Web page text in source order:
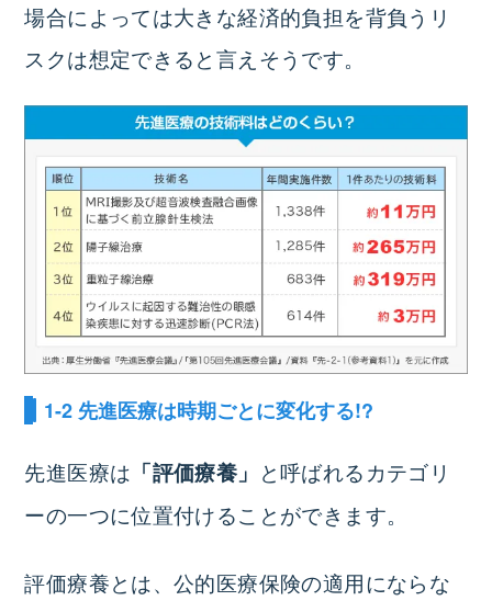
場合によっては大きな経済的負担を背負うリ
スクは想定できると言えそうです。
1-2 先進医療は時期ごとに変化する!?
先進医療は 「評価療養」 と呼ばれるカテゴリ
ーの一つに位置付けることができます。
評価療養とは、公的医療保険の適用にならな